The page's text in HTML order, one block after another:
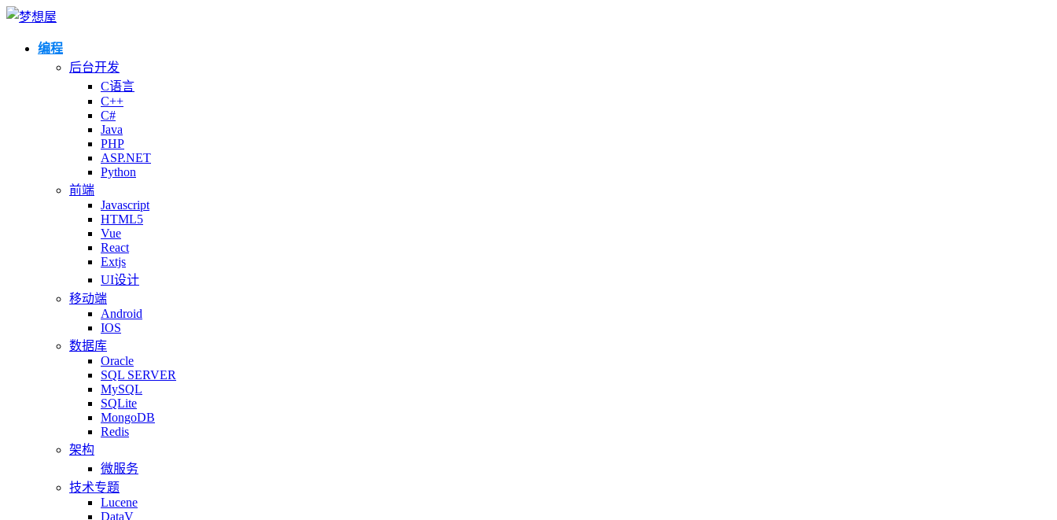
编程
后台开发
C语言
C++
C#
Java
PHP
ASP.NET
Python
前端
Javascript
HTML5
Vue
React
Extjs
UI设计
移动端
Android
IOS
数据库
Oracle
SQL SERVER
MySQL
SQLite
MongoDB
Redis
架构
微服务
技术专题
Lucene
DataV